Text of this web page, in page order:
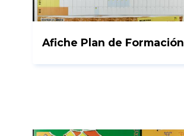
Afiche Plan de Formación